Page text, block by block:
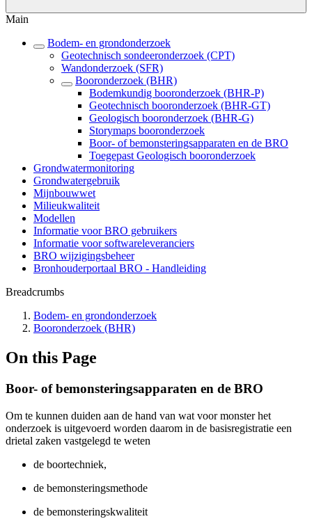
Main
Bodem- en grondonderzoek
Geotechnisch sondeeronderzoek (CPT)
Wandonderzoek (SFR)
Booronderzoek (BHR)
Bodemkundig booronderzoek (BHR-P)
Geotechnisch booronderzoek (BHR-GT)
Geologisch booronderzoek (BHR-G)
Storymaps booronderzoek
Boor- of bemonsteringsapparaten en de BRO
Toegepast Geologisch booronderzoek
Grondwatermonitoring
Grondwatergebruik
Mijnbouwwet
Milieukwaliteit
Modellen
Informatie voor BRO gebruikers
Informatie voor softwareleveranciers
BRO wijzigingsbeheer
Bronhouderportaal BRO - Handleiding
Breadcrumbs
Bodem- en grondonderzoek
Booronderzoek (BHR)
On this Page
Boor- of bemonsteringsapparaten en de BRO
Om te kunnen duiden aan de hand van wat voor monster het
onderzoek is uitgevoerd worden daarom in de basisregistratie een
drietal zaken vastgelegd te weten
de boortechniek,
de bemonsteringsmethode
de bemonsteringskwaliteit